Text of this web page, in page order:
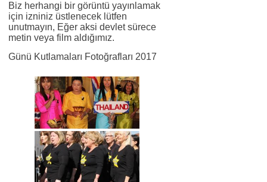
Biz herhangi bir görüntü yayınlamak
için izniniz üstlenecek lütfen
unutmayın, Eğer aksi devlet sürece
metin veya film aldığımız.
Günü Kutlamaları Fotoğrafları 2017